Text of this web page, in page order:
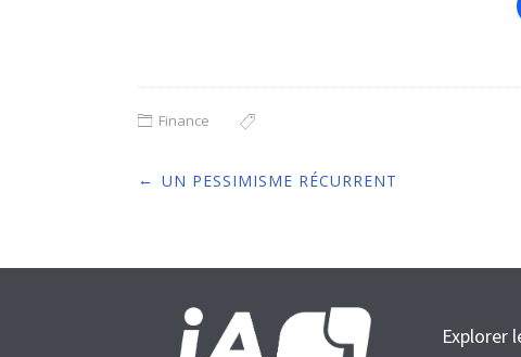
Finance
Post
← UN PESSIMISME RÉCURRENT
Explorer